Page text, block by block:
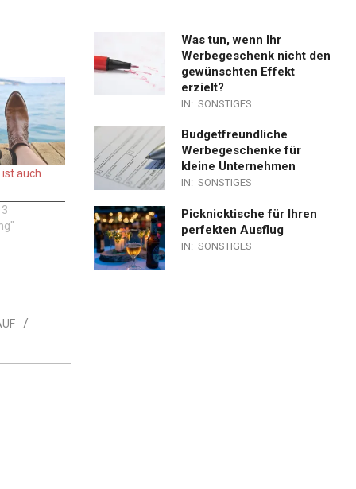
auch
Was tun, wenn Ihr
Werbegeschenk nicht den
gewünschten Effekt
erzielt?
IN: SONSTIGES
Budgetfreundliche
Werbegeschenke für
kleine Unternehmen
IN: SONSTIGES
Picknicktische für Ihren
perfekten Ausflug
IN: SONSTIGES